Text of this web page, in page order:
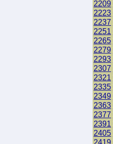
2209
2223
2237
2251
2265
2279
2293
2307
2321
2335
2349
2363
2377
2391
2405
2419